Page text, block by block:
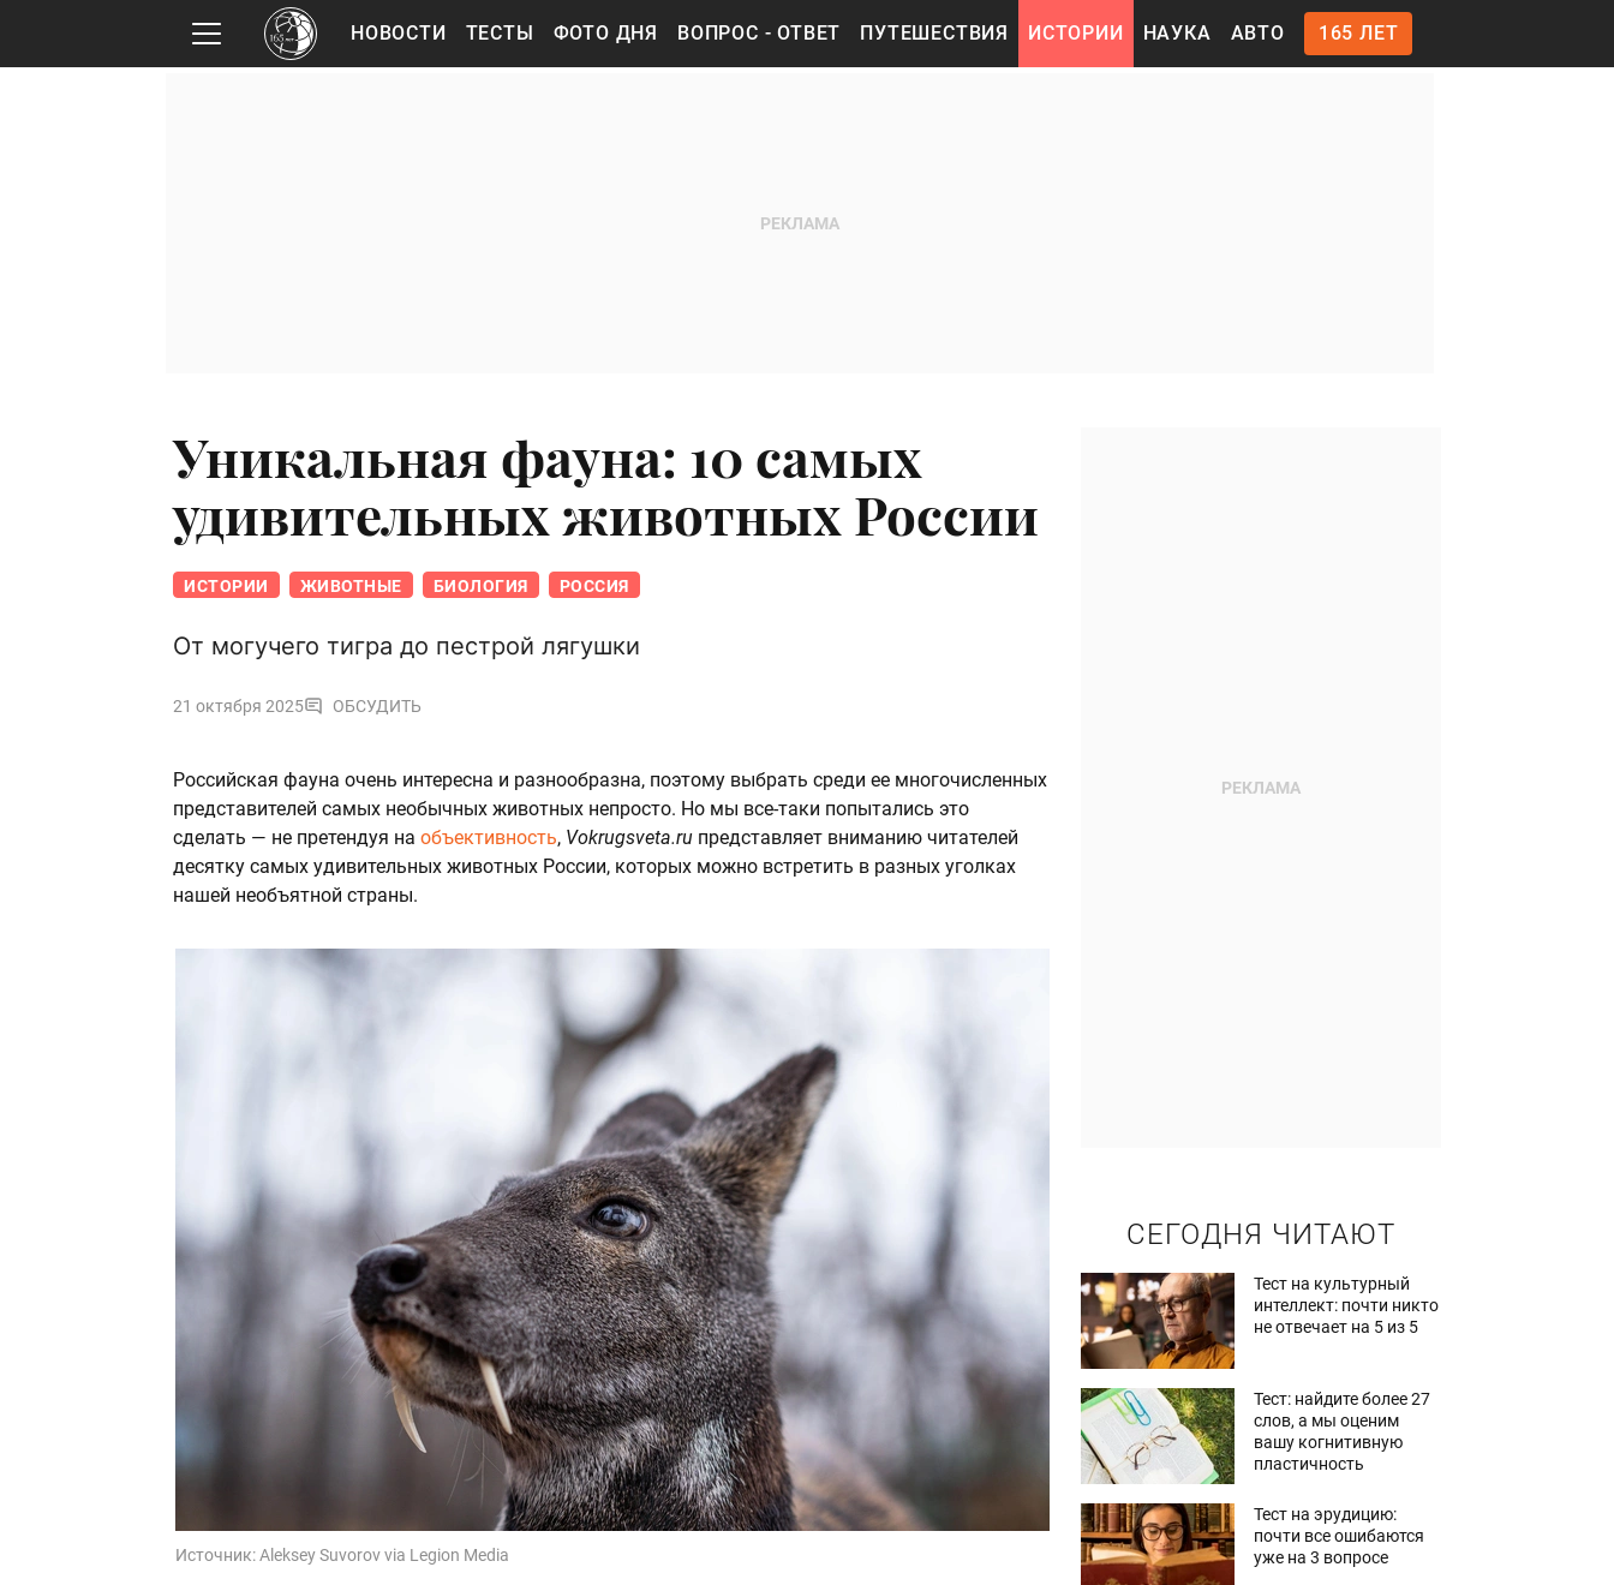
НОВОСТИ ТЕСТЫ ФОТО ДНЯ ВОПРОС - ОТВЕТ ПУТЕШЕСТВИЯ ИСТОРИИ НАУКА АВТО 165 ЛЕТ
Уникальная фауна: 10 самых
удивительных животных России
ИСТОРИИ ЖИВОТНЫЕ БИОЛОГИЯ РОССИЯ
От могучего тигра до пестрой лягушки
21 октября 2025 ОБСУДИТЬ
Российская фауна очень интересна и разнообразна, поэтому выбрать среди ее многочисленных
представителей самых необычных животных непросто. Но мы все-таки попытались это
сделать — не претендуя на объективность, Vokrugsveta.ru представляет вниманию читателей
десятку самых удивительных животных России, которых можно встретить в разных уголках
нашей необъятной страны.
Источник:Aleksey Suvorov via Legion Media
СЕГОДНЯ ЧИТАЮТ
Тест на культурный
интеллект: почти никто
не отвечает на 5 из 5
Тест: найдите более 27
слов, а мы оценим
вашу когнитивную
пластичность
Тест на эрудицию:
почти все ошибаются
уже на 3 вопросе